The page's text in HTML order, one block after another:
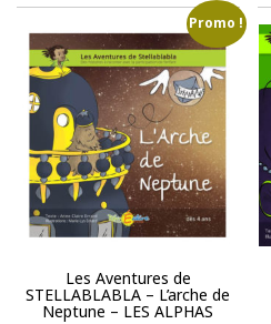
Promo !
Les Aventures de
STELLABLABLA – L’arche de
Neptune – LES ALPHAS